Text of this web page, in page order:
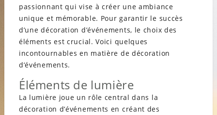
passionnant qui vise à créer une ambiance
unique et mémorable. Pour garantir le succès
d’une décoration d’événements, le choix des
éléments est crucial. Voici quelques
incontournables en matière de décoration
d’événements.
Éléments de lumière
La lumière joue un rôle central dans la
décoration d’événements en créant des